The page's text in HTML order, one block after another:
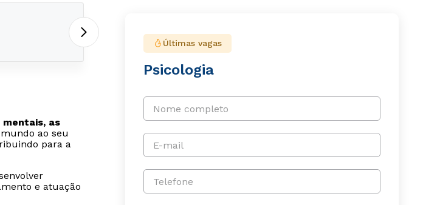
as
ao seu
para a
e atuação
Últimas vagas
Psicologia
Nome completo
E-mail
Telefone